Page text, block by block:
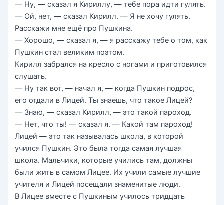
— Ну, — сказал я Кириллу, — тебе пора идти гулять.
— Ой, нет, — сказал Кирилл. — Я не хочу гулять.
Расскажи мне ещё про Пушкина.
— Хорошо, — сказал я, — я расскажу тебе о том, как
Пушкин стал великим поэтом.
Кирилл забрался на кресло с ногами и приготовился
слушать.
— Ну так вот, — начал я, — когда Пушкин подрос,
его отдали в Лицей. Ты знаешь, что такое Лицей?
— Знаю, — сказал Кирилл, — это такой пароход.
— Нет, что ты! — сказал я. — Какой там пароход!
Лицей — это так называлась школа, в которой
учился Пушкин. Это была тогда самая лучшая
школа. Мальчики, которые учились там, должны
были жить в самом Лицее. Их учили самые лучшие
учителя и Лицей посещали знаменитые люди.
В Лицее вместе с Пушкиным училось тридцать